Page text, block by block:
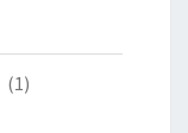
(1)